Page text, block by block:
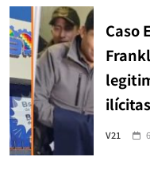
Caso
ilícitas
V21